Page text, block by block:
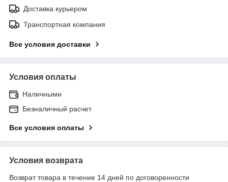
Доставка курьером
Транспортная компания
Все условия доставки
Условия оплаты
Наличными
Безналичный расчет
Все условия оплаты
Условия возврата
Возврат товара в течение 14 дней по договоренности